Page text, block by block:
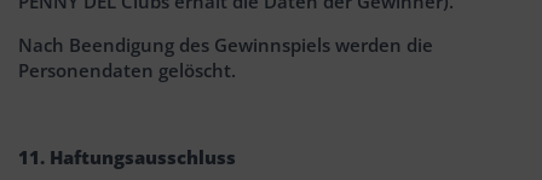
Nach Beendigung des Gewinnspiels werden die
Personendaten gelöscht.
11. Haftungsausschluss